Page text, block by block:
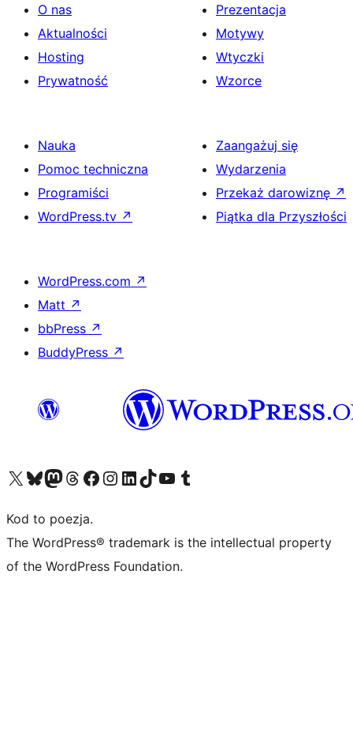
O nas
Aktualności
Hosting
Prywatność
Prezentacja
Motywy
Wtyczki
Wzorce
Nauka
Pomoc techniczna
Programiści
WordPress.tv ↗
Zaangażuj się
Wydarzenia
Przekaż darowiznę ↗
Piątka dla Przyszłości
WordPress.com ↗
Matt ↗
bbPress ↗
BuddyPress ↗
Odwiedź nasze konto X (dawniej Twitter)
Odwiedź nasze konto Bluesky
Odwiedź nasze konto na Mastodoncie
Odwiedź naszego Threadsa
Odwiedź naszego Facebooka
Odwiedź nasze konto na Instagramie
Odwiedź nasze konto na LinkedIn
Odwiedź naszego TikToka
Odwiedź nasz kanał YouTube
Odwiedź naszego Tumblra
Kod to poezja.
The WordPress® trademark is the intellectual property
of the WordPress Foundation.